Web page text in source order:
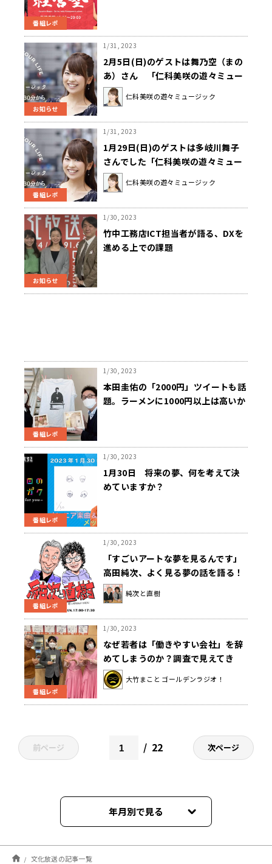
番組レポ
お知らせ
1/31, 2023
2月5日(日)のゲストは舞乃空（まの
あ）さん 「仁科美咲の遊々ミュー
ジック」
仁科美咲の遊々ミュージック
番組レポ
1/31, 2023
1月29日(日)のゲストは多岐川舞子
さんでした「仁科美咲の遊々ミュー
ジック」
仁科美咲の遊々ミュージック
お知らせ
1/30, 2023
竹中工務店ICT担当者が語る、DXを
進める上での課題
番組レポ
1/30, 2023
本田圭佑の「2000円」ツイートも話
題。ラーメンに1000円以上は高いか
番組レポ
1/30, 2023
1月30日 将来の夢、何を考えて決
めていますか？
番組レポ
1/30, 2023
「すごいアートな夢を見るんです」
高田純次、よく見る夢の話を語る！
純次と直樹
番組レポ
1/30, 2023
なぜ若者は「働きやすい会社」を辞
めてしまうのか？調査で見えてき
た“キャリア不安”とは
大竹まこと ゴールデンラジオ！
前ページ 22 次ページ
年月別で見る
2026年8月
文化放送の記事一覧